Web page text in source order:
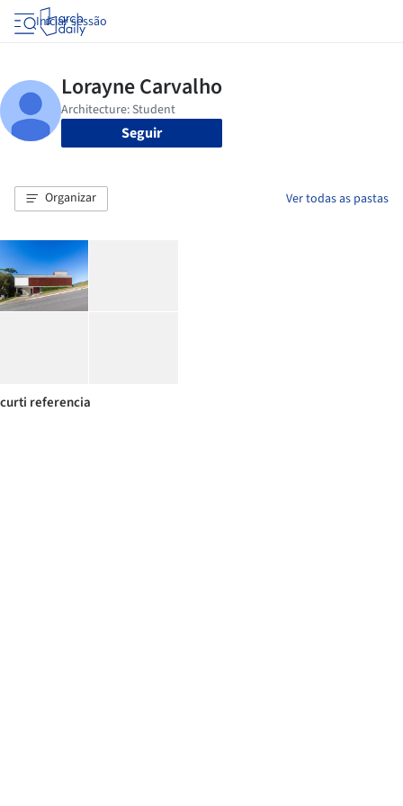
Iniciar sessão
Seguir
Organizar Ver todas as pastas
curti referencia